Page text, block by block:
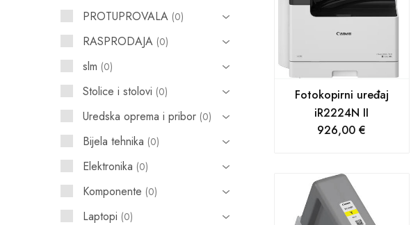
POS uređaji i operma
Mrežna oprema
Stolice i stolovi
Novčanici
Fotokopirni uređaj
iR2224N II
926,00€
PROTUPROVALA 0
RASPRODAJA 0
slm 0
Stolice i stolovi 0
Uredska oprema i pribor 0
Bijela tehnika 0
Elektronika 0
Komponente 0
Laptopi 0